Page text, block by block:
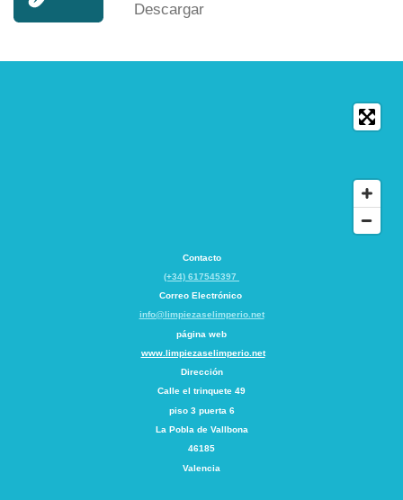
Descargar
Contacto
(+34) 617545397
Correo Electrónico
info@limpiezaselimperio.net
página web
www.limpiezaselimperio.net
Dirección
Calle el trinquete 49
piso 3 puerta 6
La Pobla de Vallbona
46185
Valencia